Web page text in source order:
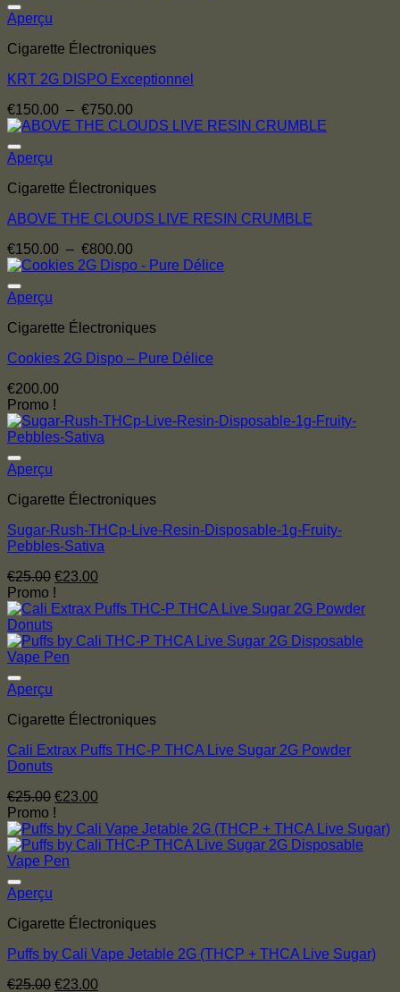
€750.00
Aperçu
Cigarette Électroniques
KRT 2G DISPO Exceptionnel
€150.00 – €750.00
de
€750.00
Aperçu
Cigarette Électroniques
ABOVE THE CLOUDS LIVE RESIN CRUMBLE
€150.00 – €800.00
de
€800.00
Aperçu
Cigarette Électroniques
Cookies 2G Dispo – Pure Délice
€200.00
Promo !
Aperçu
Cigarette Électroniques
Sugar-Rush-THCp-Live-Resin-Disposable-1g-Fruity-
Pebbles-Sativa
€25.00 Le
prix
initial
€25.00.
€23.00
actuel
€23.00.
Promo !
Aperçu
Cigarette Électroniques
Cali Extrax Puffs THC-P THCA Live Sugar 2G Powder
Donuts
€25.00 Le
prix
initial
était :
€25.00.
€23.00
actuel
est :
Promo !
Aperçu
Cigarette Électroniques
Puffs by Cali Vape Jetable 2G (THCP + THCA Live Sugar)
€25.00 Le
€23.00